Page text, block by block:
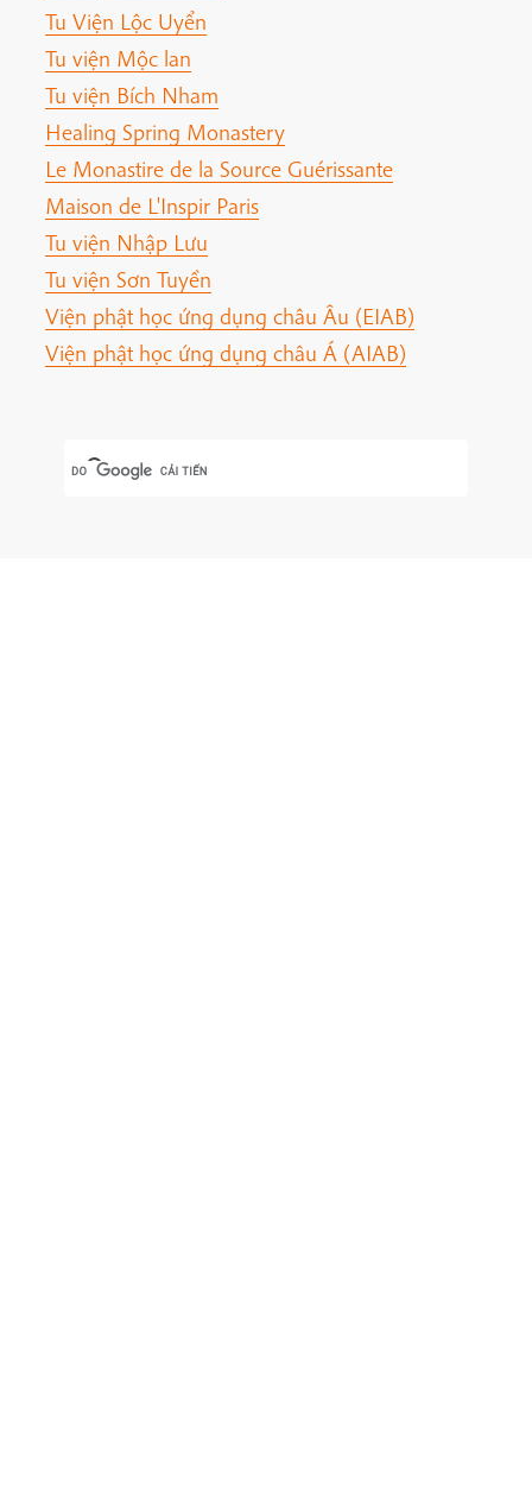
Tu Viện Lộc Uyển
Tu viện Mộc lan
Tu viện Bích Nham
Healing Spring Monastery
Le Monastire de la Source Guérissante
Maison de L'Inspir Paris
Tu viện Nhập Lưu
Tu viện Sơn Tuyền
Viện phật học ứng dụng châu Âu (EIAB)
Viện phật học ứng dụng châu Á (AIAB)